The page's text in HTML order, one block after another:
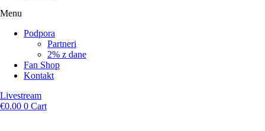
Menu
Podpora
Partneri
2% z dane
Fan Shop
Kontakt
Livestream
€0.00 0 Cart